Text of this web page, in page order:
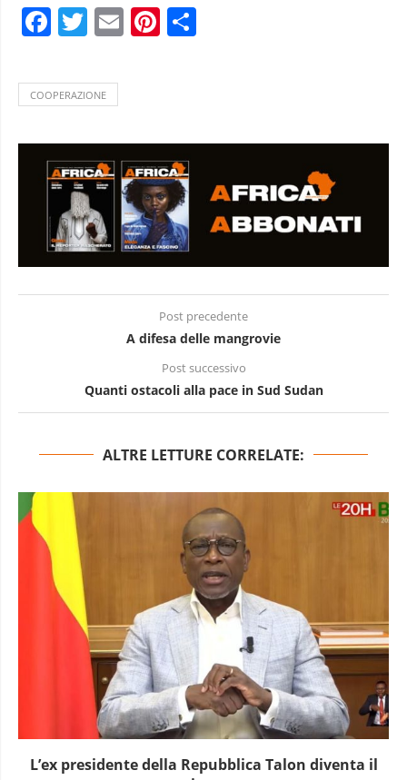
Facebook
Twitter
EmailPinterest
COOPERAZIONE
Post precedente
A difesa delle mangrovie
Post successivo
Quanti ostacoli alla pace in Sud Sudan
ALTRE LETTURE CORRELATE:
L’Uganda ha approvato l’invio di truppe a Gaza